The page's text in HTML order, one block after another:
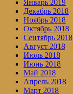
Январь 2019
Декабрь 2018
Ноябрь 2018
Октябрь 2018
Сентябрь 2018
Август 2018
Июль 2018
Июнь 2018
Май 2018
Апрель 2018
Март 2018